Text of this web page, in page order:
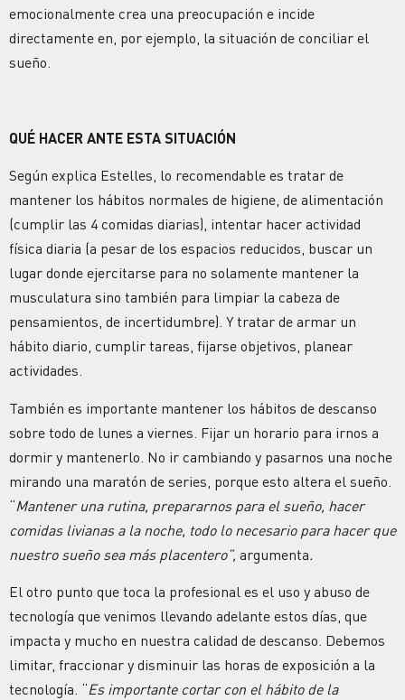
emocionalmente crea una preocupación e incide
directamente en, por ejemplo, la situación de conciliar el
sueño.
QUÉ HACER ANTE ESTA SITUACIÓN
Según explica Estelles, lo recomendable es tratar de
mantener los hábitos normales de higiene, de alimentación
(cumplir las 4 comidas diarias), intentar hacer actividad
física diaria (a pesar de los espacios reducidos, buscar un
lugar donde ejercitarse para no solamente mantener la
musculatura sino también para limpiar la cabeza de
pensamientos, de incertidumbre). Y tratar de armar un
hábito diario, cumplir tareas, fijarse objetivos, planear
actividades.
También es importante mantener los hábitos de descanso
sobre todo de lunes a viernes. Fijar un horario para irnos a
dormir y mantenerlo. No ir cambiando y pasarnos una noche
mirando una maratón de series, porque esto altera el sueño.
“Mantener una rutina, prepararnos para el sueño, hacer
comidas livianas a la noche, todo lo necesario para hacer que
nuestro sueño sea más placentero”, argumenta.
El otro punto que toca la profesional es el uso y abuso de
tecnología que venimos llevando adelante estos días, que
impacta y mucho en nuestra calidad de descanso. Debemos
limitar, fraccionar y disminuir las horas de exposición a la
tecnología. “Es importante cortar con el hábito de la